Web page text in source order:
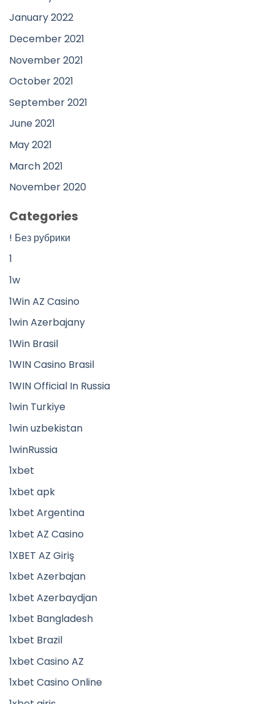
January 2022
December 2021
November 2021
October 2021
September 2021
June 2021
May 2021
March 2021
November 2020
Categories
! Без рубрики
1
1w
1Win AZ Casino
1win Azerbajany
1Win Brasil
1WIN Casino Brasil
1WIN Official In Russia
1win Turkiye
1win uzbekistan
1winRussia
1xbet
1xbet apk
1xbet Argentina
1xbet AZ Casino
1XBET AZ Giriş
1xbet Azerbajan
1xbet Azerbaydjan
1xbet Bangladesh
1xbet Brazil
1xbet Casino AZ
1xbet Casino Online